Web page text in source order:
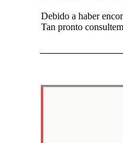
Debido a haber
Tan pronto